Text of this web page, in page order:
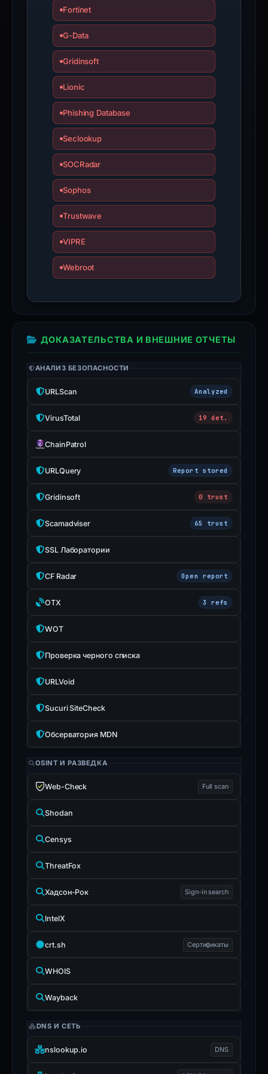
Fortinet
G-Data
Gridinsoft
Lionic
Phishing Database
Seclookup
SOCRadar
Sophos
Trustwave
VIPRE
Webroot
ДОКАЗАТЕЛЬСТВА И ВНЕШНИЕ ОТЧЕТЫ
АНАЛИЗ БЕЗОПАСНОСТИ
URLScan Analyzed
VirusTotal 19 det.
ChainPatrol
URLQuery Report stored
Gridinsoft 0 trust
Scamadviser 65 trust
SSL Лаборатории
CF Radar Open report
OTX 3 refs
WOT
Проверка черного списка
URLVoid
Sucuri SiteCheck
Обсерватория MDN
OSINT И РАЗВЕДКА
Web-Check Full scan
Shodan
Censys
ThreatFox
Хадсон-Рок Sign-in search
IntelX
crt.sh Сертификаты
WHOIS
Wayback
DNS И СЕТЬ
nslookup.io DNS